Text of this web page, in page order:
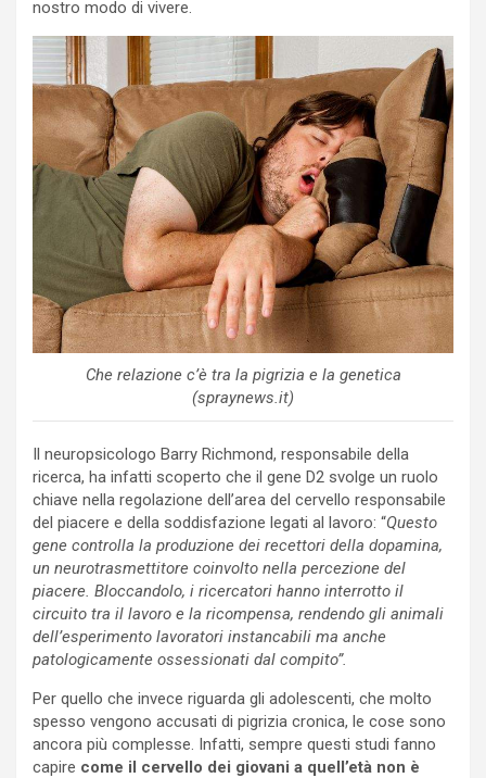
nostro modo di vivere.
Che relazione c’è tra la pigrizia e la genetica
(spraynews.it)
Il neuropsicologo Barry Richmond, responsabile della
ricerca, ha infatti scoperto che il gene D2 svolge un ruolo
chiave nella regolazione dell’area del cervello responsabile
del piacere e della soddisfazione legati al lavoro: “Questo
gene controlla la produzione dei recettori della dopamina,
un neurotrasmettitore coinvolto nella percezione del
piacere. Bloccandolo, i ricercatori hanno interrotto il
circuito tra il lavoro e la ricompensa, rendendo gli animali
dell’esperimento lavoratori instancabili ma anche
patologicamente ossessionati dal compito”.
Per quello che invece riguarda gli adolescenti, che molto
spesso vengono accusati di pigrizia cronica, le cose sono
ancora più complesse. Infatti, sempre questi studi fanno
capire come il cervello dei giovani a quell’età non è